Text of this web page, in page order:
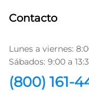
Contacto
Lunes a viernes:
Sábados: 9:00 a
(800) 161-